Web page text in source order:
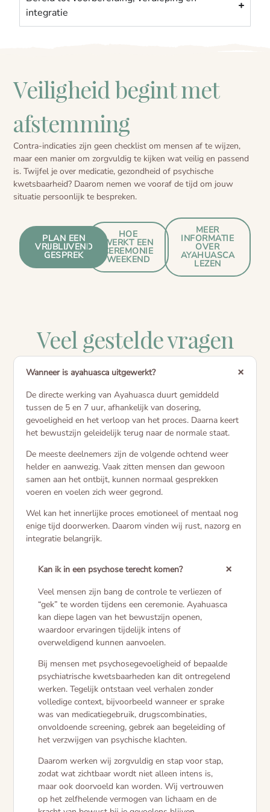
integratie
Veiligheid begint met
afstemming
Contra-indicaties zijn geen checklist om mensen af te wijzen,
maar een manier om zorgvuldig te kijken wat veilig en passend
is. Twijfel je over medicatie, gezondheid of psychische
kwetsbaarheid? Daarom nemen we vooraf de tijd om jouw
situatie persoonlijk te bespreken.
PLAN EEN
VRIJBLIJVEND
GESPREK
HOE
WERKT EEN
CEREMONIE
WEEKEND
MEER
INFORMATIE
OVER
AYAHUASCA
LEZEN
Veel gestelde vragen
Wanneer is ayahuasca uitgewerkt?
De directe werking van Ayahuasca duurt gemiddeld
tussen de 5 en 7 uur, afhankelijk van dosering,
gevoeligheid en het verloop van het proces. Daarna keert
het bewustzijn geleidelijk terug naar de normale staat.
De meeste deelnemers zijn de volgende ochtend weer
helder en aanwezig. Vaak zitten mensen dan gewoon
samen aan het ontbijt, kunnen normaal gesprekken
voeren en voelen zich weer gegrond.
Wel kan het innerlijke proces emotioneel of mentaal nog
enige tijd doorwerken. Daarom vinden wij rust, nazorg en
integratie belangrijk.
Kan ik in een psychose terecht komen?
Veel mensen zijn bang de controle te verliezen of
“gek” te worden tijdens een ceremonie. Ayahuasca
kan diepe lagen van het bewustzijn openen,
waardoor ervaringen tijdelijk intens of
overweldigend kunnen aanvoelen.
Bij mensen met psychosegevoeligheid of bepaalde
psychiatrische kwetsbaarheden kan dit ontregelend
werken. Tegelijk ontstaan veel verhalen zonder
volledige context, bijvoorbeeld wanneer er sprake
was van medicatiegebruik, drugscombinaties,
onvoldoende screening, gebrek aan begeleiding of
het verzwijgen van psychische klachten.
Daarom werken wij zorgvuldig en stap voor stap,
zodat wat zichtbaar wordt niet alleen intens is,
maar ook doorvoeld kan worden. Wij vertrouwen
op het zelfhelende vermogen van lichaam en de